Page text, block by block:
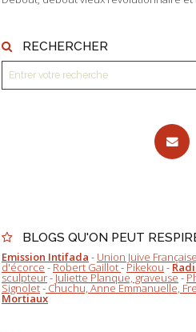
RECHERCHER
BLOGS QU'ON PEUT
Emission Intifada - Union Juive
d'écorce-Robert Gaillot-Pikekou-
sculpteur-Juliette Planque, graveuse-
Signolet-Chuchu, Anne Emmanuelle,
Mortiaux